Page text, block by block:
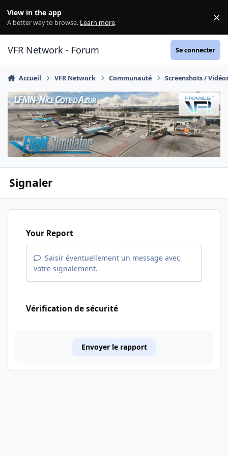
View in the app
A better way to browse. Learn more. ×
VFR Network - Forum Se connecter
Accueil VFR Network Communauté Screenshots /
Signaler
Your Report
Saisir éventuellement un message avec
votre signalement.
Vérification de sécurité
Envoyer le rapport